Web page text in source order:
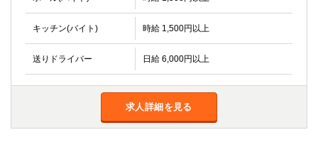
キッチン(バイト) 時給 1,500円以上
送りドライバー 日給 6,000円以上
求人詳細を見る
金町
大井町
大泉学園
下赤塚
荻窪
浅草
幡ヶ谷
小岩